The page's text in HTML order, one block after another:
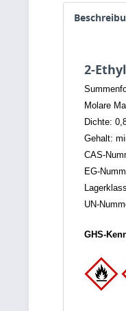
2-
Molare
Dichte:
Gehalt:
CAS-
EG-
UN-
GHS-